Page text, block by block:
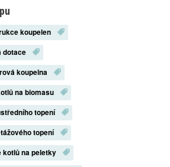
koupelen
dotace
koupelna
na biomasu
topení
topení
kotlů na peletky